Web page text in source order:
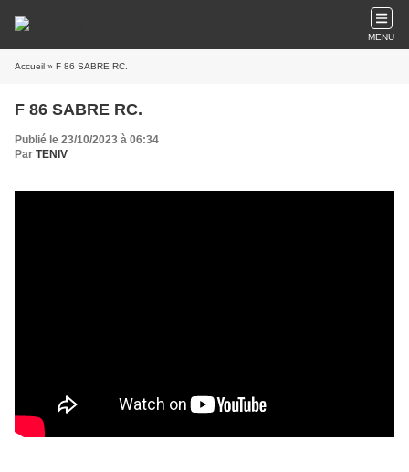
MENU
Accueil » F 86 SABRE RC.
F 86 SABRE RC.
Publié le 23/10/2023 à 06:34
Par TENIV